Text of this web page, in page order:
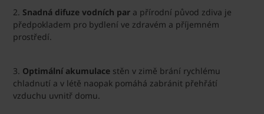
2. Snadná difuze vodních par a přírodní původ zdiva je
předpokladem pro bydlení ve zdravém a příjemném
prostředí.
3. Optimální akumulace stěn v zimě brání rychlému
chladnutí a v létě naopak pomáhá zabránit přehřátí
vzduchu uvnitř domu.